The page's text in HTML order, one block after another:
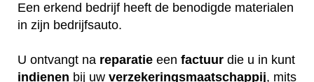
Een erkend bedrijf heeft de benodigde materialen
in zijn bedrijfsauto.
U ontvangt na reparatie een factuur die u in kunt
indienen bij uw verzekeringsmaatschappij, mits